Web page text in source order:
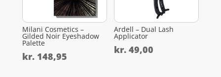
Milani Cosmetics –
Gilded Noir Eyeshadow
Palette
kr.148,95
Ardell – Dual Lash
Applicator
kr. 49,00